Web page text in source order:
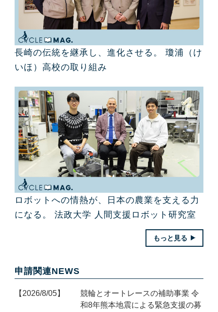
長崎の伝統を継承し、進化させる。 瓊浦（け
いほ）高校の取り組み
ロボットへの情熱が、日本の農業を支える力
になる。 法政大学 人間支援ロボット研究室
もっと見る
申請関連NEWS
2026/8/05
競輪とオートレースの補助事業 令
和8年熊本地震による緊急支援の募